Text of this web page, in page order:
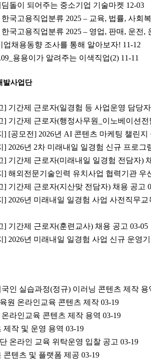
돌이 되어주는 중소기업 기술마켓 12-03
국고용직업분류 2025 – 교육, 법률, 사회
국고용직업분류 2025 – 영업, 판매, 운전,
업채용동향 조사를 통해 알아보자! 11-12
용용이가 알려주는 이색직업(2) 11-11
발사업단
] 기간제 근로자(일경험 등 사업운영 담당
] 기간제 근로자(행정사무원_이노베이션전
] [공모전] 2026년 AI 콘텐츠 마케팅 챌린
] 2026년 2차 미래내일 일경험 신규 프로그
] 기간제 근로자(미래내일 일경험 전담자)
] 해외전문기술인력 유치사업 협력기관 우
] 기간제 근로자(지산맞 전담자) 채용 공고
] 2026년 미래내일 일경험 사업 사전직무
] 기간제 근로자(훈련교사) 채용 공고 03-05
] 2026년 미래내일 일경험 사업 신규 운영
인 실습과정(정규) 이러닝 콘텐츠 제작 용
원 온라인교육 콘텐츠 제작 03-19
라인교육 콘텐츠 제작 용역 03-19
제작 및 운영 용역 03-19
온라인 교육 위탁운영 입찰 공고 03-19
콘텐츠 및 플랫폼 제공 03-19